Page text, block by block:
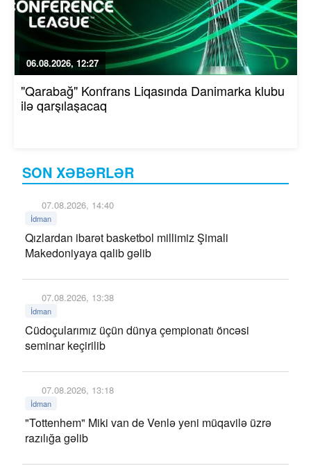
SON XƏBƏRLƏR
07.08.2026, 14:40
İdman
Qızlardan ibarət basketbol millimiz Şimali
Makedoniyaya qalib gəlib
07.08.2026, 13:38
İdman
Cüdoçularımız üçün dünya çempionatı öncəsi
seminar keçirilib
07.08.2026, 13:18
İdman
"Tottenhem" Miki van de Venlə yeni müqavilə üzrə
razılığa gəlib
06.08.2026, 12:27
"Qarabağ" Konfrans Liqasında Danimarka klubu
ilə qarşılaşacaq